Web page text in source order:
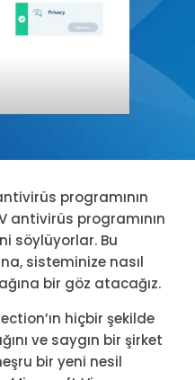
programının
antivirüs programının
söylüyorlar. Bu
sisteminize nasıl
bir göz atacağız.
hiçbir şekilde
ve saygın bir şirket
bir yeni nesil